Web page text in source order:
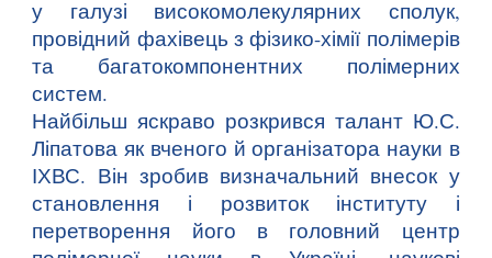
у галузі високомолекулярних сполук,
провідний фахівець з фізико-хімії полімерів
та багатокомпонентних полімерних
систем.
Найбільш яскраво розкрився талант Ю.С.
Ліпатова як вченого й організатора науки в
ІХВС. Він зробив визначальний внесок у
становлення і розвиток інституту і
перетворення його в головний центр